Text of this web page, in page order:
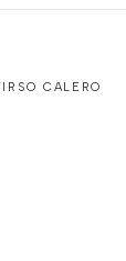
CALERO